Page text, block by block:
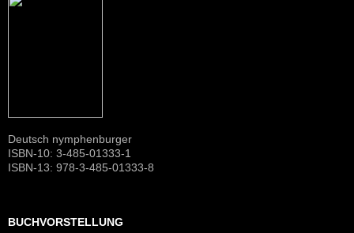
Deutsch nymphenburger
ISBN-10: 3-485-01333-1
ISBN-13: 978-3-485-01333-8
BUCHVORSTELLUNG